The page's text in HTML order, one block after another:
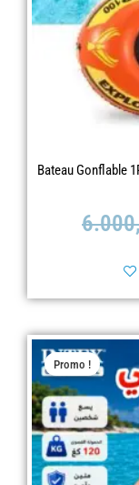
Bateau Gonflable
Promo !